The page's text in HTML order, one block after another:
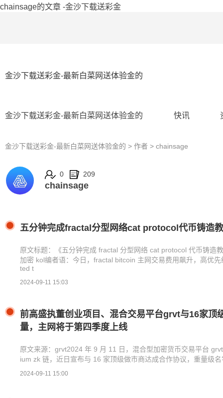
chainsage的文章 -金沙下载送彩金
金沙下载送彩金-最新白菜网送体验金的
金沙下载送彩金-最新白菜网送体验金的 快讯
金沙下载送彩金-最新白菜网送体验金的 > 作者 > chainsage
0 209
chainsage
五分钟完成fractal分型网络cat protocol代币铸造
原文标题：《五分钟完成 fractal 分型网络 cat protocol 代币铸造
加密 kol编者语：今日，fractal bitcoin 主网交易费用飙升，高优
ted t
2024-09-11 15:03
前高盛执董创业项目、混合交易平台grvt与16家顶
量，主网将于第四季度上线
原文来源：grvt2024 年 9 月 11 日，混合型加密货币交易平台
ium zk 链，近日宣布与 16 家顶级做市商达成合作协议，重量级
2024-09-11 15:00